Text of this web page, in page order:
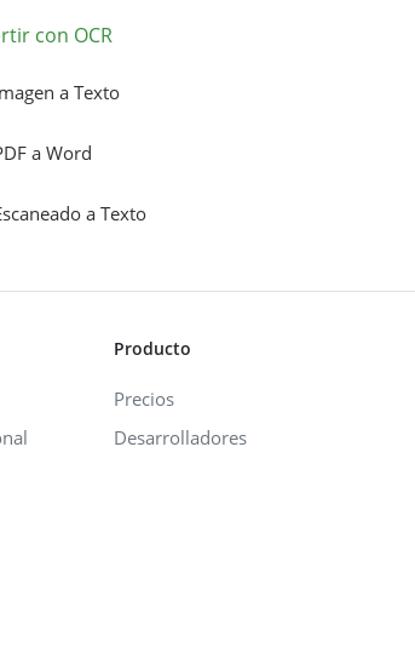
con OCR
a Texto
a Word
a Texto
Producto
Precios
Desarrolladores